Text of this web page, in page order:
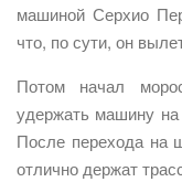
машиной Серхио
что, по сути, он
Потом начал
удержать машину на
После перехода на
отлично держат